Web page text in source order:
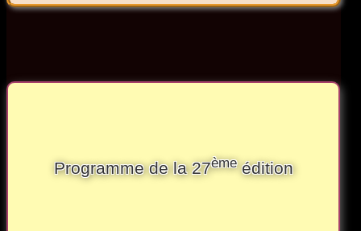
Programme de la 27èmeédition